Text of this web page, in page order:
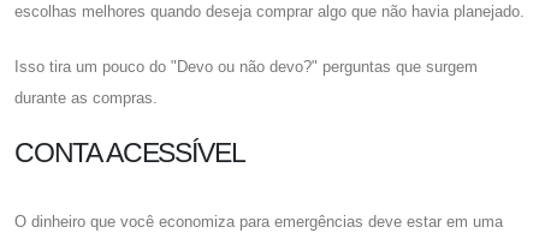
escolhas melhores quando deseja comprar algo que não havia planejado.
Isso tira um pouco do "Devo ou não devo?" perguntas que surgem
durante as compras.
CONTA ACESSÍVEL
O dinheiro que você economiza para emergências deve estar em uma